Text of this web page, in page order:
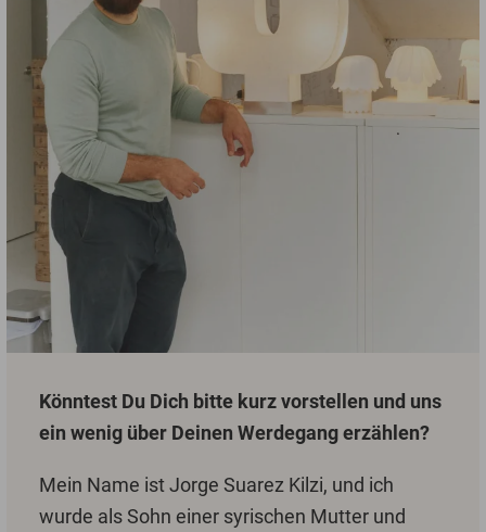
Könntest Du Dich bitte kurz vorstellen und uns
ein wenig über Deinen Werdegang erzählen?
Mein Name ist Jorge Suarez Kilzi, und ich
wurde als Sohn einer syrischen Mutter und